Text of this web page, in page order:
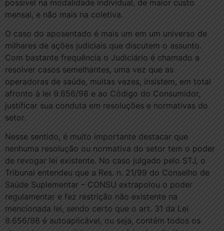
possível na modalidade individual, de maior custo
mensal, e não mais na coletiva.
O caso do aposentado é mais um em um universo de
milhares de ações judiciais que discutem o assunto.
Com bastante frequência o Judiciário é chamado a
resolver casos semelhantes, uma vez que as
operadoras de saúde, muitas vezes, insistem, em total
afronto à lei 9.656/98 e ao Código do Consumidor,
justificar sua conduta em resoluções e normativas do
setor.
Nesse sentido, é muito importante destacar que
nenhuma resolução ou normativa do setor tem o poder
de revogar lei existente. No caso julgado pelo STJ, o
Tribunal entendeu que a Res. n. 21/99 do Conselho de
Saúde Suplementar – CONSU extrapolou o poder
regulamentar e fez restrição não existente na
mencionada lei, sendo certo que o art. 31 da Lei
9.656/98 é autoaplicável, ou seja, contém todos os